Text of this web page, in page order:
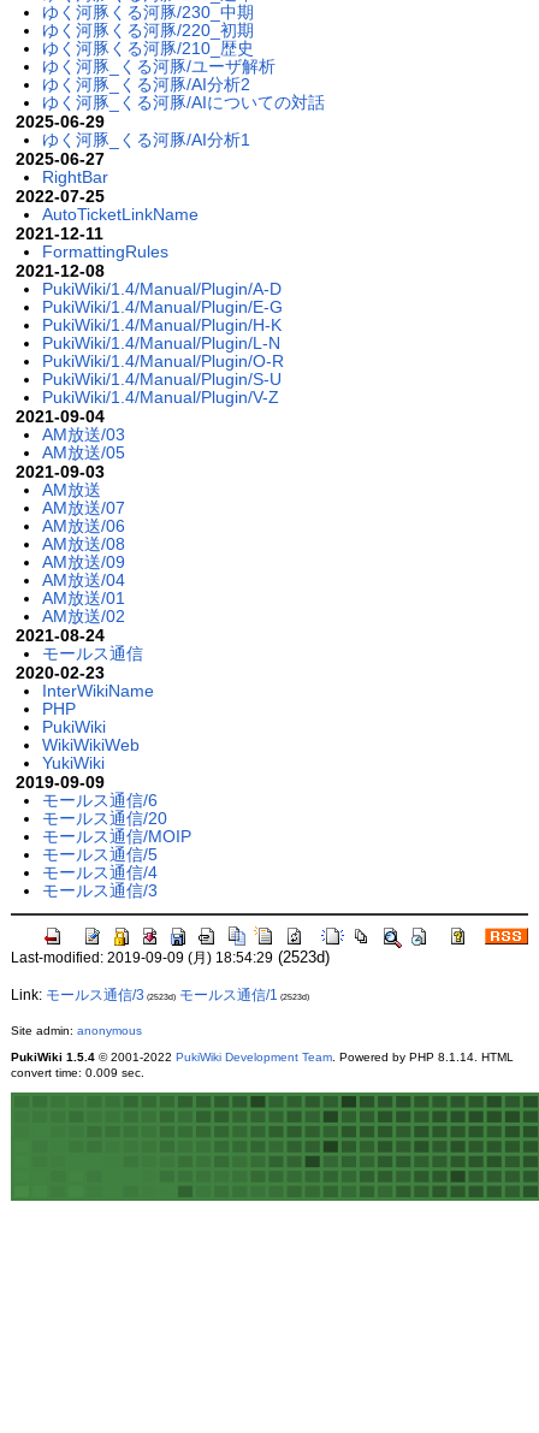
ゆく河豚くる河豚/230_中期
ゆく河豚くる河豚/220_初期
ゆく河豚くる河豚/210_歴史
ゆく河豚_くる河豚/ユーザ解析
ゆく河豚_くる河豚/AI分析2
ゆく河豚_くる河豚/AIについての対話
2025-06-29
ゆく河豚_くる河豚/AI分析1
2025-06-27
RightBar
2022-07-25
AutoTicketLinkName
2021-12-11
FormattingRules
2021-12-08
PukiWiki/1.4/Manual/Plugin/A-D
PukiWiki/1.4/Manual/Plugin/E-G
PukiWiki/1.4/Manual/Plugin/H-K
PukiWiki/1.4/Manual/Plugin/L-N
PukiWiki/1.4/Manual/Plugin/O-R
PukiWiki/1.4/Manual/Plugin/S-U
PukiWiki/1.4/Manual/Plugin/V-Z
2021-09-04
AM放送/03
AM放送/05
2021-09-03
AM放送
AM放送/07
AM放送/06
AM放送/08
AM放送/09
AM放送/04
AM放送/01
AM放送/02
2021-08-24
モールス通信
2020-02-23
InterWikiName
PHP
PukiWiki
WikiWikiWeb
YukiWiki
2019-09-09
モールス通信/6
モールス通信/20
モールス通信/MOIP
モールス通信/5
モールス通信/4
モールス通信/3
Last-modified: 2019-09-09 (月) 18:54:29(2523d)
Link: モールス通信/3 (2523d) モールス通信/1 (2523d)
Site admin: anonymous
PukiWiki 1.5.4© 2001-2022 PukiWiki Development Team. Powered by PHP 8.1.14. HTML
convert time: 0.009 sec.